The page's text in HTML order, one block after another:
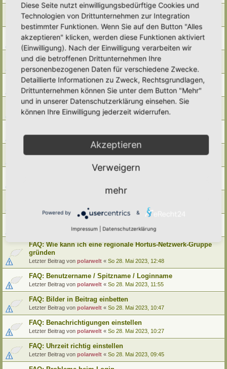
FAQ: Entwürfe wiederfinden
Letzter Beitrag von Polarwelt «So 25. Feb 2024, 17:57
FAQ: Direkt zu einem Beitrag springen
Letzter Beitrag von Polarwelt
FAQ: Zum letzten Beitrag springen
Letzter Beitrag von Polarwelt« Mi 21. Jun 2023, 12:36
FAQ: Urheberrecht
Letzter Beitrag vonPolarwelt«Mo 5. Jun 2023, 10:38
FAQ: Karte nach Regionen / Anzeige filtern
Letzter Beitrag vonpolarwelt «Do 1. Jun 2023, 11:05
Letzter Beitrag vonpolarwelt«Do 1. Jun 2023, 10:16
FAQ: Wie kann ich meinen alten Hortus umziehen
FAQ: Wie kann ich meine alte Lebensinsel umziehen
Mo 29. Mai 2023, 10:33
FAQ: Profil ändern / Hortus-Namen hinterlegen
Letzter Beitrag vonpolarwelt «Mo 29. Mai 2023, 08:03
FAQ: Wie kann ich eine regionale Hortus-Netzwerk-Gruppe
gründen
Letzter Beitrag von polarwelt « So 28. Mai 2023, 12:48
FAQ: Benutzername / Spitzname / Loginname
Letzter Beitrag von polarwelt « So 28. Mai 2023, 11:55
FAQ: Bilder in Beitrag einbetten
Letzter Beitrag von polarwelt « So 28. Mai 2023, 10:47
FAQ: Benachrichtigungen einstellen
Letzter Beitrag von polarwelt « So 28. Mai 2023, 10:27
FAQ: Uhrzeit richtig einstellen
Letzter Beitrag von polarwelt « So 28. Mai 2023, 09:45
Diese Seite nutzt einwilligungsbedürftige Cookies und
Technologien von Drittunternehmen zur Integration
bestimmter Funktionen. Wenn Sie auf den Button "Alles
akzeptieren" klicken, werden diese Funktionen aktiviert
(Einwilligung). Nach der Einwilligung verarbeiten wir
und die betroffenen Drittunternehmen Ihre
personenbezogenen Daten für verschiedene Zwecke.
Detaillierte Informationen zu Zweck, Rechtsgrundlagen,
Drittunternehmen können Sie unter dem Button "Mehr"
und in unserer Datenschutzerklärung einsehen. Sie
können Ihre Einwilligung jederzeit widerrufen.
Akzeptieren
Verweigern
mehr
Powered by &
Impressum Datenschutzerklärung